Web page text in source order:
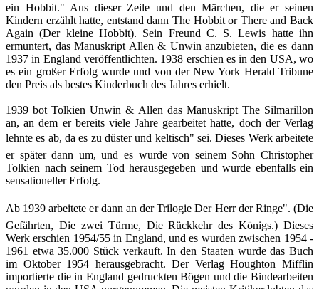
ein Hobbit." Aus dieser Zeile und den Märchen, die er seinen
Kindern erzählt hatte, entstand dann The Hobbit or There and Back
Again (Der kleine Hobbit). Sein Freund C. S. Lewis hatte ihn
ermuntert, das Manuskript Allen & Unwin anzubieten, die es dann
1937 in England veröffent­lichten. 1938 erschien es in den USA, wo
es ein gro­ßer Erfolg wurde und von der New York Herald Tribu­ne
den Preis als bestes Kinderbuch des Jahres er­hielt.
1939 bot Tolkien Unwin & Allen das Manuskript The Silmarillon
an, an dem er bereits viele Jahre gearbeitet hatte, doch der Verlag
lehnte es ab, da es zu düster und keltisch" sei. Dieses Werk arbeitete
er später dann um, und es wurde von seinem Sohn Christo­pher
Tolkien nach seinem Tod herausgegeben und wurde ebenfalls ein
sensationeller Erfolg.
Ab 1939 arbeitete er dann an der Trilogie Der Herr der Ringe". (Die
Gefährten, Die zwei Türme, Die Rückkehr des Königs.) Dieses
Werk erschien 1954/55 in England, und es wurden zwischen 1954 -
1961 etwa 35.000 Stück verkauft. In den Staaten wurde das Buch
im Oktober 1954 herausgebracht. Der Verlag Houghton Mifflin
importierte die in England gedruckten Bögen und die Bindearbeiten